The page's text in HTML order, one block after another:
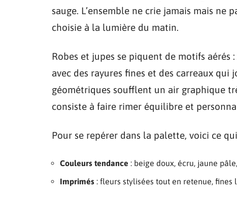
sauge. L’ensemble ne crie jamais mais ne
choisie à la lumière du matin.
Robes et jupes se piquent de motifs aérés
avec des rayures fines et des carreaux
géométriques soufflent un air graphique
consiste à faire rimer équilibre et
Pour se repérer dans la palette, voici ce
Couleurs tendance : beige doux, écru, jaune
Imprimés : fleurs stylisées tout en retenue,